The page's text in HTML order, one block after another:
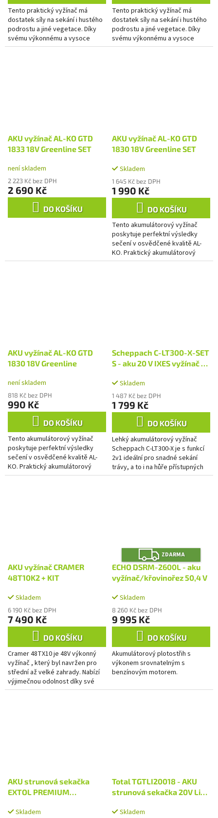
Tento praktický vyžínač má
dostatek síly na sekání i hustého
podrostu a jiné vegetace. Díky
svému výkonnému a vysoce
energeticky úspornému
Tento praktický vyžínač má
dostatek síly na sekání i hustého
podrostu a jiné vegetace. Díky
svému výkonnému a vysoce
energeticky úspornému
AKU vyžínač AL-KO GTD
1833 18V Greenline SET
není skladem
2 223 Kč bez DPH
2 690 Kč
DO KOŠÍKU
AKU vyžínač AL-KO GTD
1830 18V Greenline SET
Skladem
1 645 Kč bez DPH
1 990 Kč
DO KOŠÍKU
Tento akumulátorový vyžínač
poskytuje perfektní výsledky
sečení v osvědčené kvalitě AL-
KO. Praktický akumulátorový
vyžínač bez emisí a mimořádně
AKU vyžínač AL-KO GTD
1830 18V Greenline
není skladem
818 Kč bez DPH
990 Kč
DO KOŠÍKU
Tento akumulátorový vyžínač
poskytuje perfektní výsledky
sečení v osvědčené kvalitě AL-
KO. Praktický akumulátorový
vyžínač bez emisí a mimořádně
Scheppach C-LT300-X-SET
S - aku 20 V IXES vyžínač +
A Skladem
1 487 Kč bez DPH
1 799 Kč
DO KOŠÍKU
Lehký akumulátorový vyžínač
Scheppach C-LT300-X je s funkcí
2v1 ideální pro snadné sekání
trávy, a to i na hůře přístupných
místech a je vhodným
AKU vyžínač CRAMER
48T10K2 + KIT
Skladem
6 190 Kč bez DPH
7 490 Kč
DO KOŠÍKU
Cramer 48TX10 je 48V výkonný
vyžínač , který byl navržen pro
střední až velké zahrady. Nabízí
výjimečnou odolnost díky své
robustní konstrukci ,silnému
Z
D
A
R
M
ZDARMA
ECHO DSRM-2600L - aku
vyžínač/křovinořez 50,4 V
Skladem
8 260 Kč bez DPH
9 995 Kč
DO KOŠÍKU
Akumulátorový plotostřih s
výkonem srovnatelným s
benzínovým motorem.
AKU strunová sekačka
EXTOL PREMIUM
baterie a nabíječky
Skladem
Total TGTLI20018 - AKU
strunová sekačka 20V Li-
Skladem